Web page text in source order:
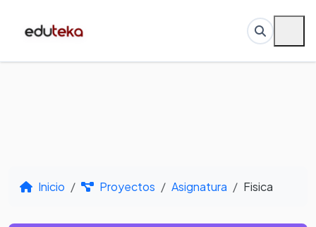
Inicio Proyectos Asignatura Fisica